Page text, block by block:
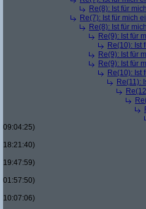
Re(8): Ist für
Re(7): Ist für mich
Re(8): Ist für
Re(9): Ist für
Re(10): Ist
Re(9): Ist für
Re(9): Ist für
Re(10): Ist
Re(11):
09:04:25)
18:21:40)
19:47:59)
01:57:50)
10:07:06)